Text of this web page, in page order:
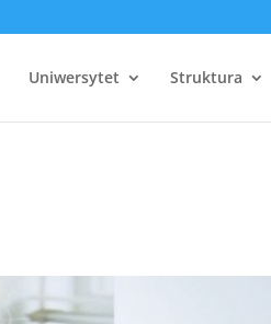
Uniwersytet Struktura